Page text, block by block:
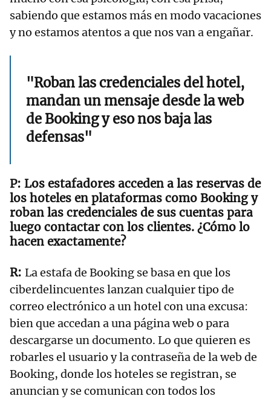
sabiendo que estamos más en modo vacaciones
y no estamos atentos a que nos van a engañar.
"Roban las credenciales del hotel,
mandan un mensaje desde la web
de Booking y eso nos baja las
defensas"
Los estafadores acceden a las reservas de
los hoteles en plataformas como Booking y
roban las credenciales de sus cuentas para
luego contactar con los clientes. ¿Cómo lo
hacen exactamente?
La estafa de Booking se basa en que los
ciberdelincuentes lanzan cualquier tipo de
correo electrónico a un hotel con una excusa:
bien que accedan a una página web o para
descargarse un documento. Lo que quieren es
robarles el usuario y la contraseña de la web de
Booking, donde los hoteles se registran, se
anuncian y se comunican con todos los